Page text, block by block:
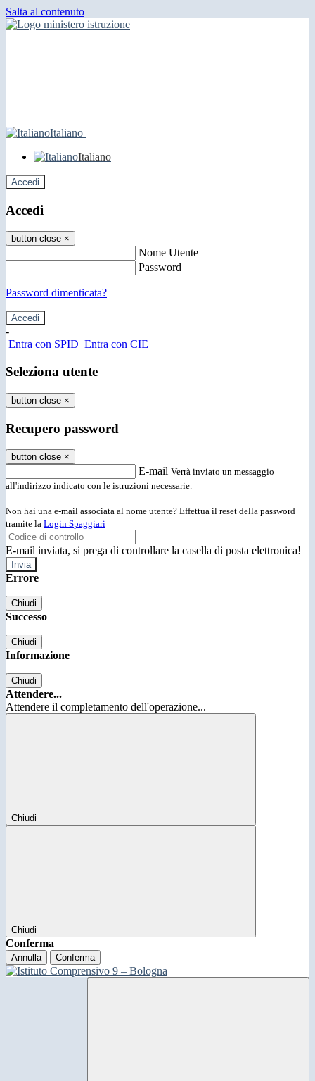
Salta al contenuto
Italiano
Italiano
Accedi
Accedi
button close ×
Nome Utente
Password
Password dimenticata?
-
Entra con SPID Entra con CIE
Seleziona utente
button close ×
Recupero password
button close ×
E-mail Verrà inviato un messaggio
all'indirizzo indicato con le istruzioni necessarie.
Non hai una e-mail associata al nome utente? Effettua il reset della password
tramite la Login Spaggiari
E-mail inviata, si prega di controllare la casella di posta elettronica!
Errore
Chiudi
Successo
Chiudi
Informazione
Chiudi
Attendere...
Attendere il completamento dell'operazione...
Chiudi
Chiudi
Conferma
Annulla Conferma